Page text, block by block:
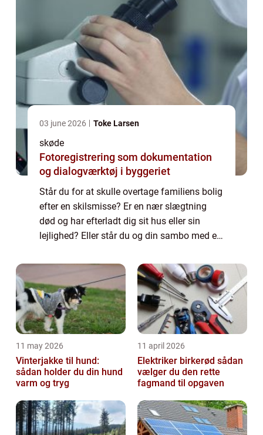
03 june 2026 Toke Larsen
skøde
Fotoregistrering som dokumentation
og dialogværktøj i byggeriet
Står du for at skulle overtage familiens bolig
efter en skilsmisse? Er en nær slægtning
død og har efterladt dig sit hus eller sin
lejlighed? Eller står du og din sambo med en
11 may 2026
Vinterjakke til hund:
sådan holder du din hund
varm og tryg
11 april 2026
Elektriker birkerød sådan
vælger du den rette
fagmand til opgaven